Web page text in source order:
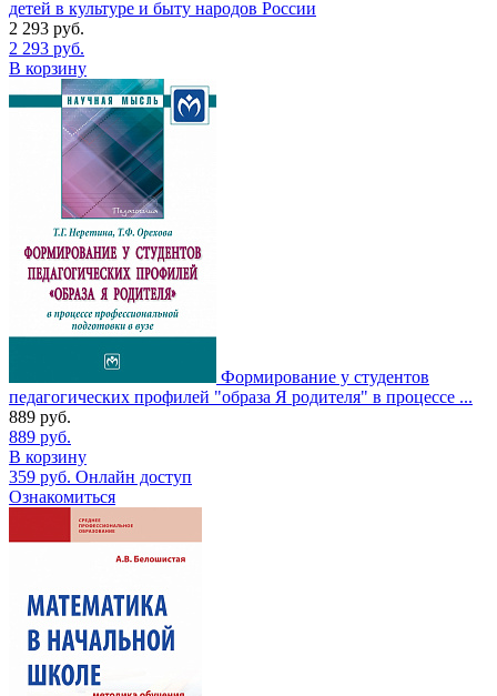
детей в культуре и быту народов России
2 293 руб.
2 293 руб.
В корзину
Формирование у студентов
педагогических профилей "образа Я родителя" в процессе ...
889 руб.
889 руб.
В корзину
359 руб. Онлайн доступ
Ознакомиться